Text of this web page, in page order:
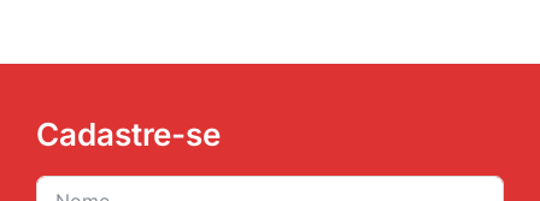
Cadastre-se